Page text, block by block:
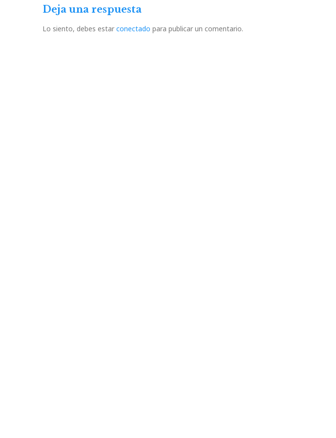
Deja una respuesta
Lo siento, debes estar conectado para publicar un comentario.